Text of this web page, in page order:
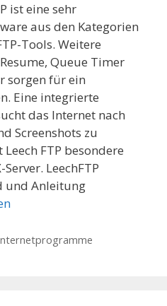
ist eine sehr
aus den Kategorien
Tools. Weitere
Queue Timer
sorgen für ein
Eine integrierte
das Internet nach
Screenshots zu
FTP besondere
LeechFTP
und Anleitung